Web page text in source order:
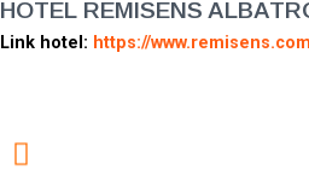
HOTEL REMISENS
Link hotel: https://